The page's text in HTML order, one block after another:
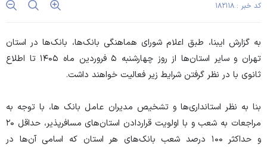
کد خبر : ۱۸۲۱۱۸
به گزارش ایبنا، طبق اعلام شورای هماهنگی بانک‌ها، بانک‌ها در استان
تهران و سایر استان‌ها از روز چهارشنبه ۵ فروردین ماه ۱۴۰۵ تا اطلاع
ثانوی با در نظر گرفتن شرایط زیر فعالیت خواهند داشت.
بنا به نظر استانداری‌ها و تشخیص مدیران عامل بانک ها، با توجه به
مراجعات به شعب و با اولویت قراردادن استان‌های مسافرپذیر، حداقل ۲۰
و حداکثر ۱۰۰ درصد شعب بانک‌های هر استان که اسامی آن‌ها در